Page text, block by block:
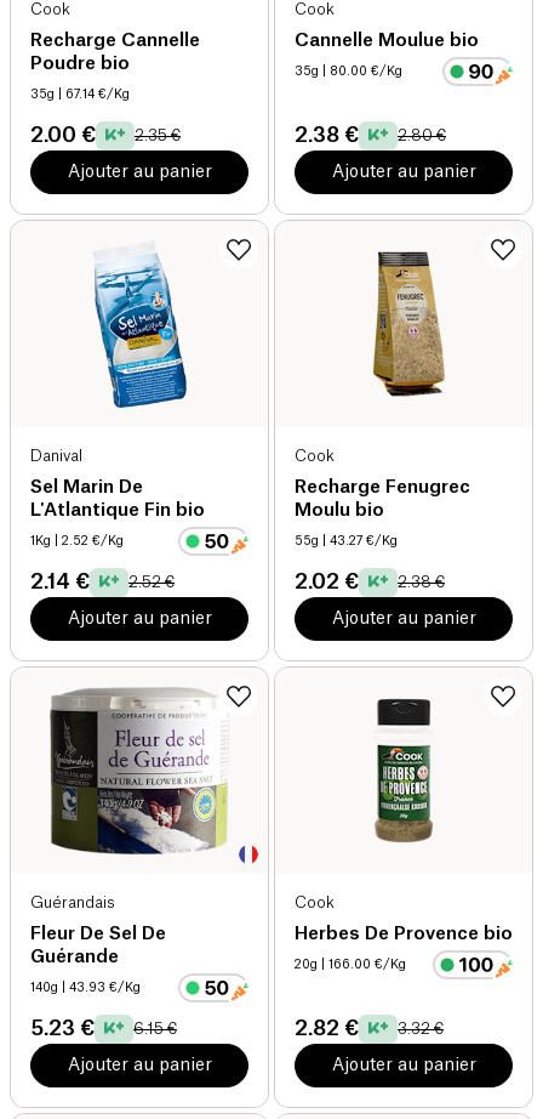
Cook
Recharge Cannelle
Poudre bio
35g | 67.14 €/Kg
2.00 € 2.35 €
Ajouter au panier
Cook
Cannelle Moulue bio
35g | 80.00 €/Kg
2.38 € 2.80 €
Ajouter au panier
Danival
Sel Marin De
L'Atlantique Fin bio
1Kg | 2.52 €/Kg
2.14 € 2.52 €
Ajouter au panier
Cook
Recharge Fenugrec
Moulu bio
55g | 43.27 €/Kg
2.02 € 2.38 €
Ajouter au panier
Guérandais
Fleur De Sel De
Guérande
140g | 43.93 €/Kg
5.23 € 6.15 €
Ajouter au panier
Cook
Herbes De Provence bio
20g | 166.00 €/Kg
2.82 € 3.32 €
Ajouter au panier